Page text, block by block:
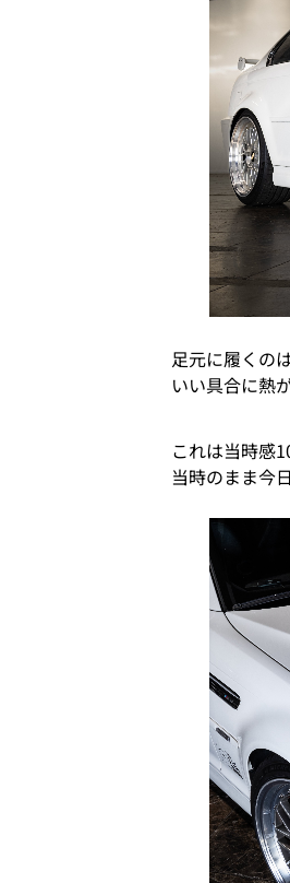
足元に履くの
いい具合に熱
これは当時感
当時のまま今